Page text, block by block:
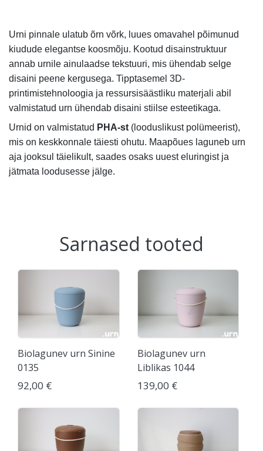
Urni pinnale ulatub õrn võrk, luues omavahel põimunud
kiudude elegantse koosmõju. Kootud disainstruktuur
annab urnile ainulaadse tekstuuri, mis ühendab selge
disaini peene kergusega. Tipptasemel 3D-
printimistehnoloogia ja ressursisäästliku materjali abil
valmistatud urn ühendab disaini stiilse esteetikaga.
Urnid on valmistatud PHA-st (looduslikust polümeerist),
mis on keskkonnale täiesti ohutu. Maapõues laguneb urn
aja jooksul täielikult, saades osaks uuest eluringist ja
jätmata loodusesse jälge.
Sarnased tooted
Biolagunev urn Sinine
0135
92,00 €
Biolagunev urn
Liblikas 1044
139,00 €